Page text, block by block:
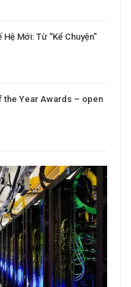
Mới: Từ “Kể Chuyện”
the Year Awards – open